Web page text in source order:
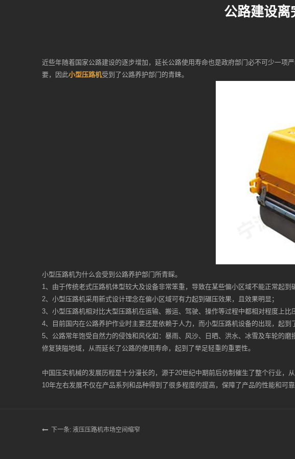
公路建设离
近些年随着国家公路建设的逐步增加，延长公路使用寿命也是政府部门必不可少一
要，因此小型压路机受到了公路养护部门的青睐。
小型压路机为什么会受到公路养护部门所青睬。
1、由于传统老式压路机体型较大及设备非常笨重，导致在某些偏小区域不能正常起到
2、小型压路机采用新式设计理念在偏小区域可有力起到碾压效果，且效果明显；
3、小型压路机相对比大型压路机在运输、搬运、驾驶、操作等过程中都相对程度上比
4、目前国内在公路养护作业时主要还是依赖于人力，而小型压路机设备的出现，起到
5、公路常年饱受自然力的侵蚀和风化如：暴雨、风沙、日晒、洪水、冰雪及车轮的
修复狭隘地域，从而延长了公路的使用寿命，起到了举足轻重的重要性。
中国压实机械的发展历程是十分漫长的，源于20世纪中期前后仿制催生了整个行业
10年左右发展不仅在产品系列和品种得到了很多程度的提高，保障了产品的性能和可靠
下一条: 液压压路机市场空间缩窄